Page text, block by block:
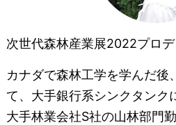
次世代森林産業展2022プロ
カナダで森林工学を学んだ後
て、大手銀行系シンクタンク
大手林業会社S社の山林部門勤